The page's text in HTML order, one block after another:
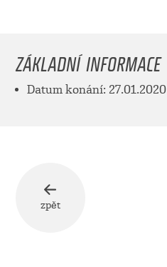
ZÁKLADNÍ INFORMACE
Datum konání: 27.01.2020
zpět